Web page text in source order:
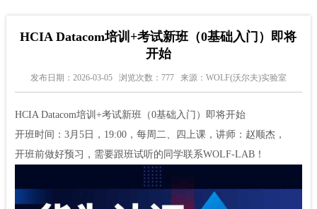
HCIA Datacom培训+考试新班（0基础入门）即将
开始
发布日期：2026-03-05 浏览次数：777 来源：WOLF(沃尔夫)实验室
HCIA Datacom培训+考试新班（0基础入门）即将开始
开班时间：3月5日，19:00，每周二、四上课，讲师：赵顺杰，
开班前做好预习，需要跟班试听的同学联系WOLF-LAB！